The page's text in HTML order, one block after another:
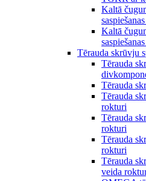
Kaltā
Kaltā
Tērauda skrūvju
Tērauda
Tērauda
Tērauda
rokturi
Tērauda
rokturi
Tērauda
rokturi
Tērauda
veida